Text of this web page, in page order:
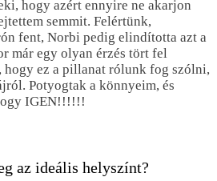
hogy azért ennyire ne akarjon
semmit. Felértünk,
fent, Norbi pedig elindította azt a
már egy olyan érzés tört fel
hogy ez a pillanat rólunk fog szólni,
Potyogtak a könnyeim, és
IGEN!!!!!!
az ideális helyszínt?